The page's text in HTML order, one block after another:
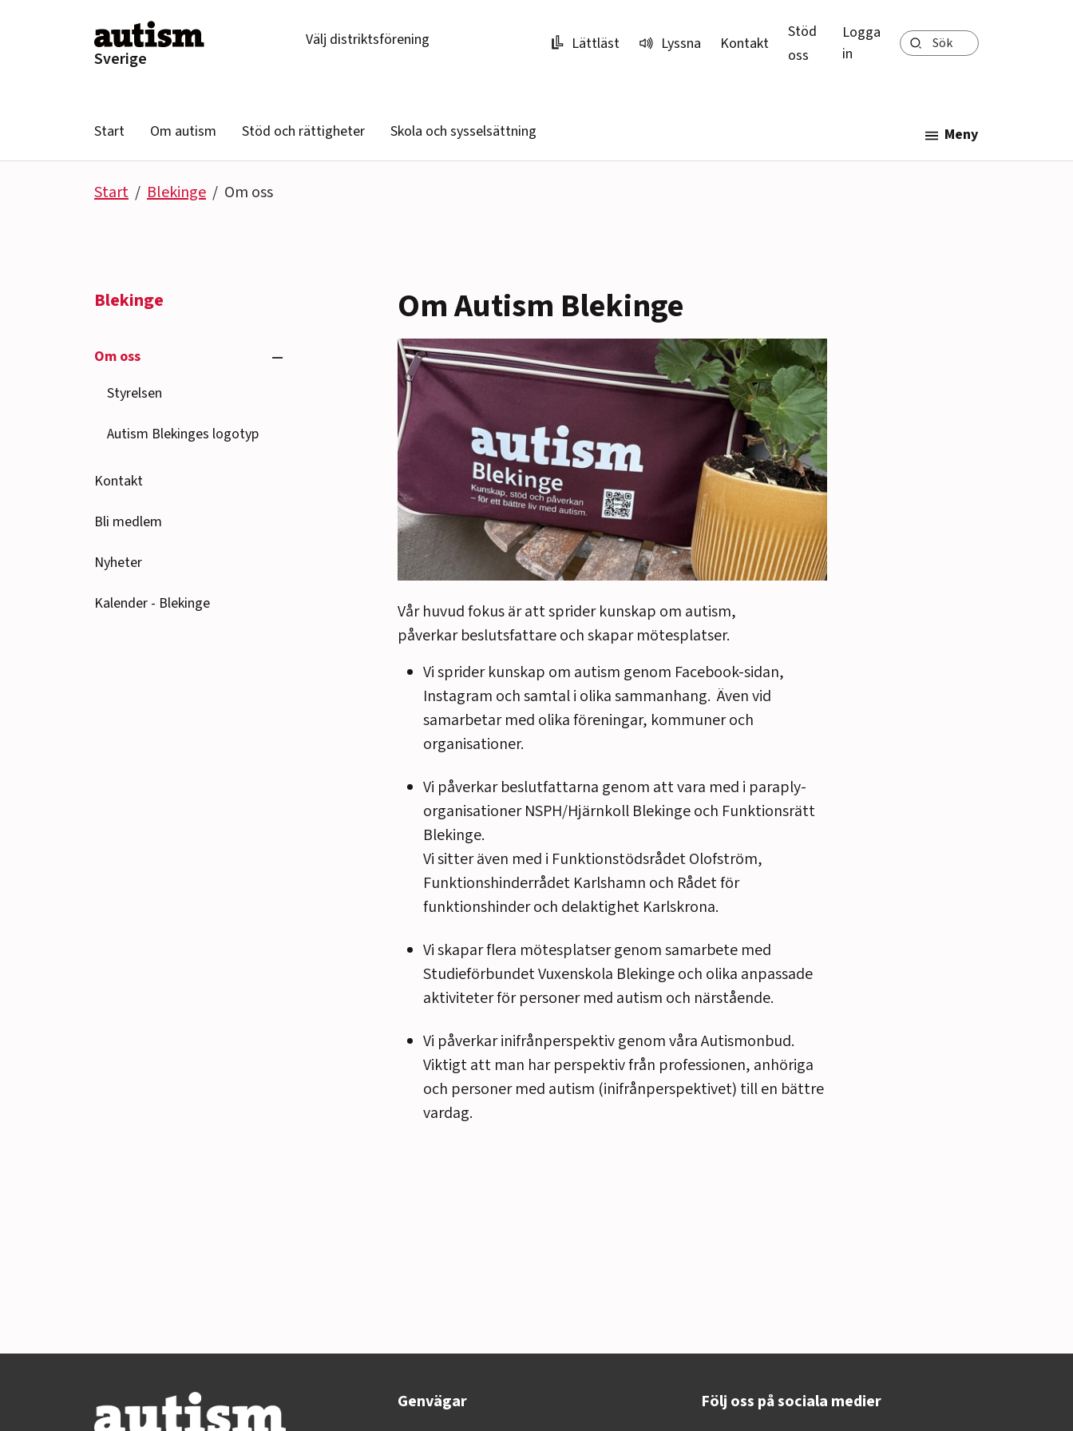
Sverige
Välj distriktsförening Lättläst Lyssna Kontakt
Stöd
oss
Logga
in
Sök
Start Om autism Stöd och rättigheter Skola och sysselsättning Meny
Start Blekinge Om oss
Blekinge
Om oss Se undersidor
Styrelsen
Autism Blekinges logotyp
Kontakt
Bli medlem
Nyheter
Kalender - Blekinge
Om Autism Blekinge
Vår huvud fokus är att sprider kunskap om autism,
påverkar beslutsfattare och skapar mötesplatser.
Vi sprider kunskap om autism genom Facebook-sidan,
Instagram och samtal i olika sammanhang. Även vid
samarbetar med olika föreningar, kommuner och
organisationer.
Vi påverkar beslutfattarna genom att vara med i paraply-
organisationer NSPH/Hjärnkoll Blekinge och Funktionsrätt
Blekinge.
Vi sitter även med i Funktionstödsrådet Olofström,
Funktionshinderrådet Karlshamn och Rådet för
funktionshinder och delaktighet Karlskrona.
Vi skapar flera mötesplatser genom samarbete med
Studieförbundet Vuxenskola Blekinge och olika anpassade
aktiviteter för personer med autism och närstående.
Vi påverkar inifrånperspektiv genom våra Autismonbud.
Viktigt att man har perspektiv från professionen, anhöriga
och personer med autism (inifrånperspektivet) till en bättre
vardag.
Genvägar Följ oss på sociala medier